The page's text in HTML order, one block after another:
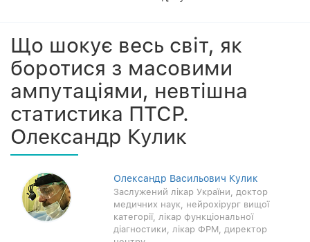
Що шокує весь світ, як
боротися з масовими
ампутаціями, невтішна
статистика ПТСР.
Олександр Кулик
Олександр Васильович Кулик
Заслужений лікар України, доктор
медичних наук, нейрохірург вищої
категорії, лікар функціональної
діагностики, лікар ФРМ, директор